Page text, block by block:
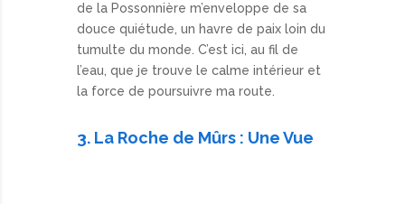
de la Possonnière m’enveloppe de sa
douce quiétude, un havre de paix loin du
tumulte du monde. C’est ici, au fil de
l’eau, que je trouve le calme intérieur et
la force de poursuivre ma route.
3. La Roche de Mûrs : Une Vue